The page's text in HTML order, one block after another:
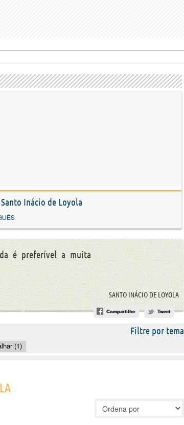
Inácio de Loyola
é preferível a muita
SANTO INÁCIO DE LOYOLA
Compartilhe Tweet
Filtre por tema
(1)